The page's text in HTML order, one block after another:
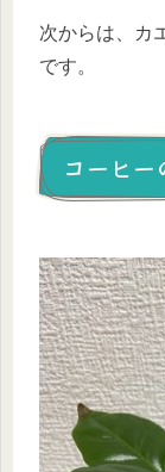
次からは、カ
です。
コーヒー